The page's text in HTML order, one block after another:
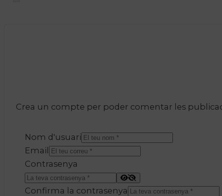
Crea un compte per poder comentar les
Nom d'usuari
Email
Contrasenya
Confirma la contrasenya